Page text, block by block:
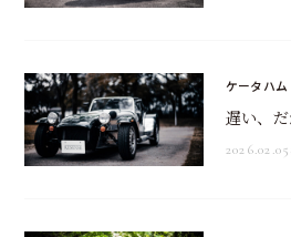
ケータハ
遅い、
2026.02.05